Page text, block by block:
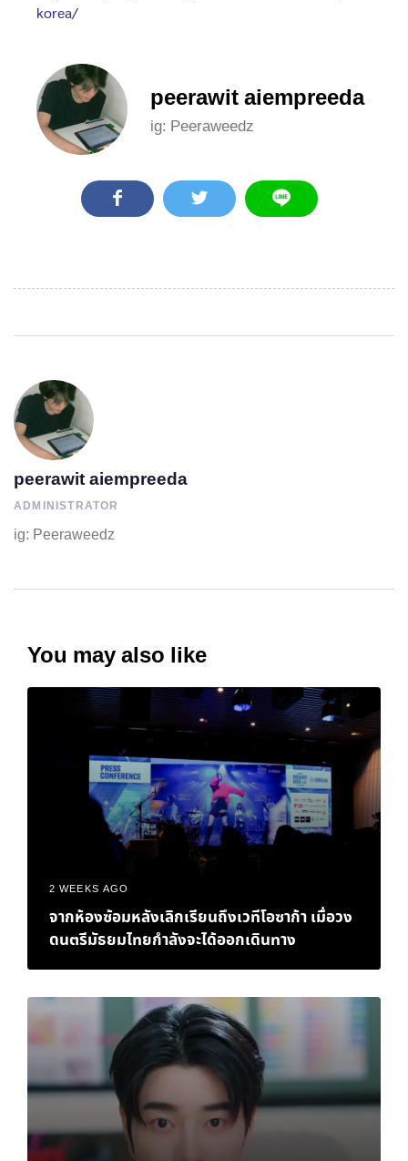
korea/
peerawit aiempreeda
ig: Peeraweedz
peerawit aiempreeda
ADMINISTRATOR
ig: Peeraweedz
You may also like
2 WEEKS AGO
จากห้องซ้อมหลังเลิกเรียนถึงเวทีโอซาก้า เมื่อวง
ดนตรีมัธยมไทยกำลังจะได้ออกเดินทาง